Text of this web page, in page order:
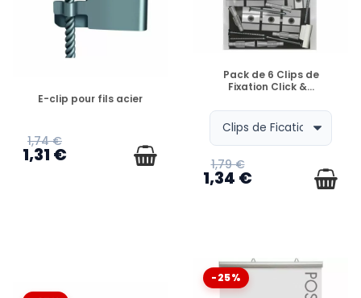
EN STOCK
E-clip pour fils acier
1,74 €
1,31 €
EN STOCK
Pack de 6 Clips de
Fixation Click &...
1,79 €
1,34 €
-25%